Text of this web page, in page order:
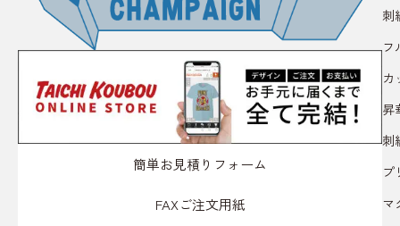
簡単お見積りフォーム
FAXご注文用紙
刺
フ
カ
昇
刺
プ
マ